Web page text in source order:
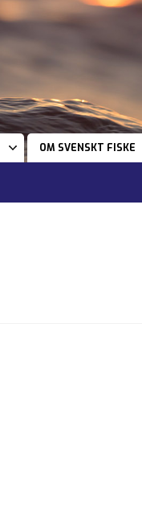
OM SVENSKT FISKE